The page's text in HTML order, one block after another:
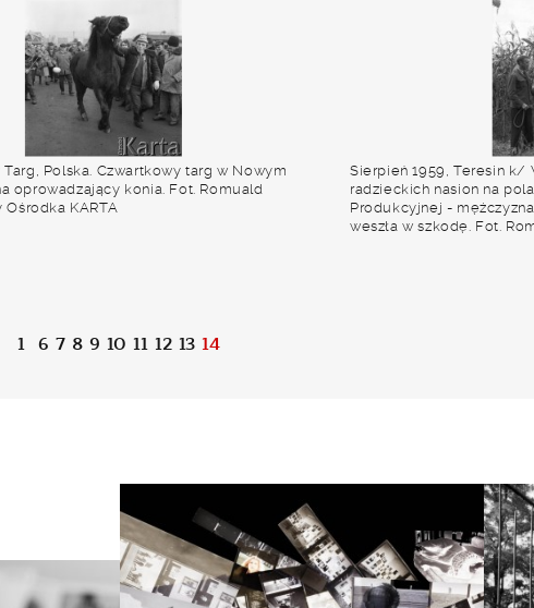
Polska. Czwartkowy targ w Nowym
oprowadzający konia. Fot. Romuald
KARTA
Sierpień 1959, Teresin k/
radzieckich nasion na
Produkcyjnej -
weszła w szkodę. Fot.
1 6 7 8 9 10 11 12 13 14